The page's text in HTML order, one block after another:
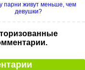
парни живут меньше, чем
девушки?